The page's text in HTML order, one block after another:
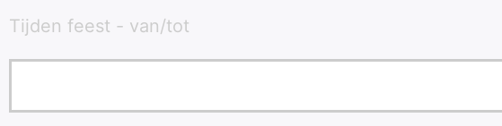
Tijden feest - van/tot